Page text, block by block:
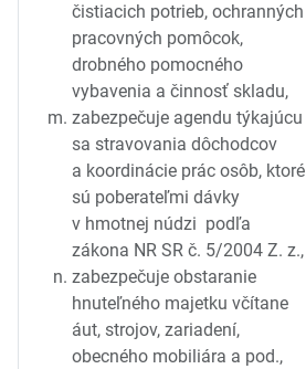
čistiacich potrieb, ochranných
pracovných pomôcok,
drobného pomocného
vybavenia a činnosť skladu,
zabezpečuje agendu týkajúcu
sa stravovania dôchodcov
a koordinácie prác osôb, ktoré
sú poberateľmi dávky
v hmotnej núdzi podľa
zákona NR SR č. 5/2004 Z. z.,
zabezpečuje obstaranie
hnuteľného majetku včítane
áut, strojov, zariadení,
obecného mobiliára a pod.,